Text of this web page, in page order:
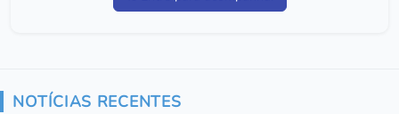
NOTÍCIAS RECENTES